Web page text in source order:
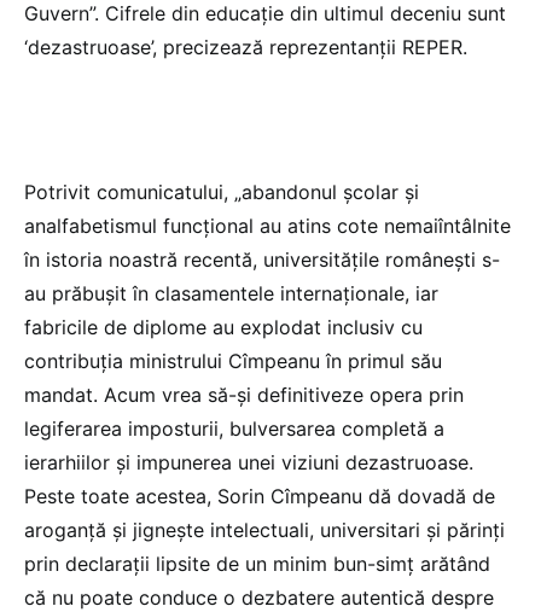
Guvern”. Cifrele din educaţie din ultimul deceniu sunt
‘dezastruoase’, precizează reprezentanţii REPER.
Potrivit comunicatului, „abandonul şcolar şi
analfabetismul funcţional au atins cote nemaiîntâlnite
în istoria noastră recentă, universităţile româneşti s-
au prăbuşit în clasamentele internaţionale, iar
fabricile de diplome au explodat inclusiv cu
contribuţia ministrului Cîmpeanu în primul său
mandat. Acum vrea să-şi definitiveze opera prin
legiferarea imposturii, bulversarea completă a
ierarhiilor şi impunerea unei viziuni dezastruoase.
Peste toate acestea, Sorin Cîmpeanu dă dovadă de
aroganţă şi jigneşte intelectuali, universitari şi părinţi
prin declaraţii lipsite de un minim bun-simţ arătând
că nu poate conduce o dezbatere autentică despre